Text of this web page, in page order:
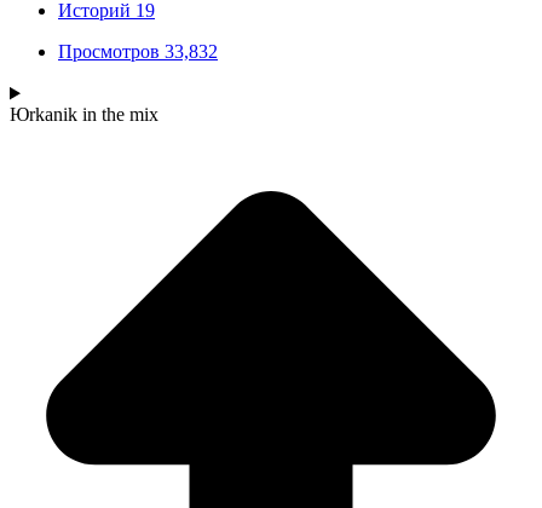
Историй 19
Просмотров 33,832
Юrkanik in the mix